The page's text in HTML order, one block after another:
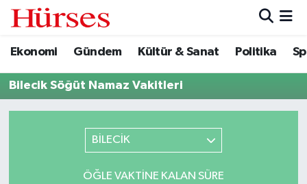
Ekonomi Gündem Kültür & Sanat Politika
Bilecik Söğüt Namaz Vakitleri
BİLECİK
ÖĞLE VAKTINE KALAN SÜRE
Ekonomi
Gündem
Hava Durumu
Trafik Durumu
Tüm Manşetler